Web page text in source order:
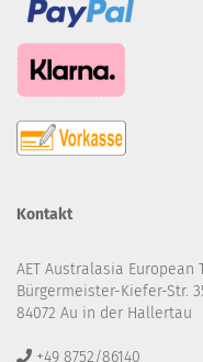
Kontakt
AET Australasia European
Bürgermeister-Kiefer-Str.
84072 Au in der Hallertau
+49 8752/86140